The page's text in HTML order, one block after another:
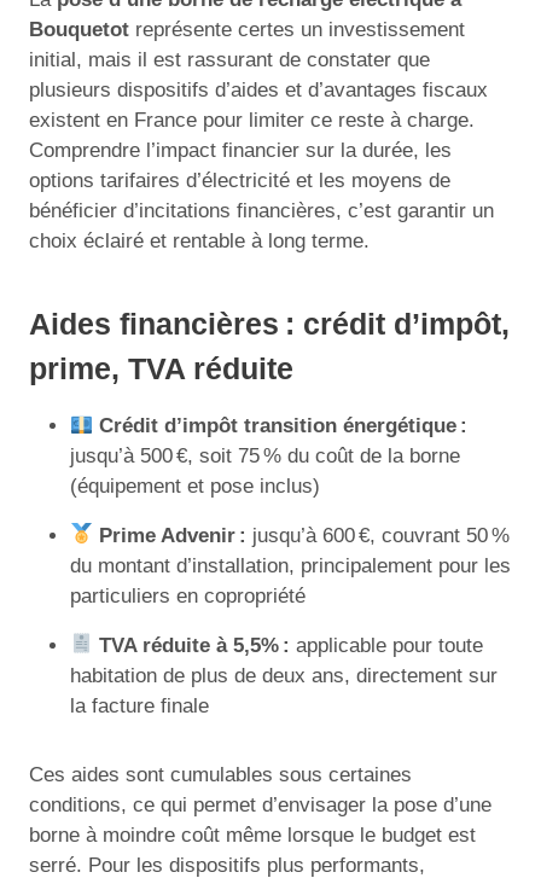
Bouquetot représente certes un investissement
initial, mais il est rassurant de constater que
plusieurs dispositifs d’aides et d’avantages fiscaux
existent en France pour limiter ce reste à charge.
Comprendre l’impact financier sur la durée, les
options tarifaires d’électricité et les moyens de
bénéficier d’incitations financières, c’est garantir un
choix éclairé et rentable à long terme.
Aides financières : crédit d’impôt,
prime, TVA réduite
Crédit d’impôt transition énergétique :
jusqu’à 500 €, soit 75 % du coût de la borne
(équipement et pose inclus)
Prime Advenir : jusqu’à 600 €, couvrant 50 %
du montant d’installation, principalement pour les
particuliers en copropriété
TVA réduite à 5,5% : applicable pour toute
habitation de plus de deux ans, directement sur
la facture finale
Ces aides sont cumulables sous certaines
conditions, ce qui permet d’envisager la pose d’une
borne à moindre coût même lorsque le budget est
serré. Pour les dispositifs plus performants,